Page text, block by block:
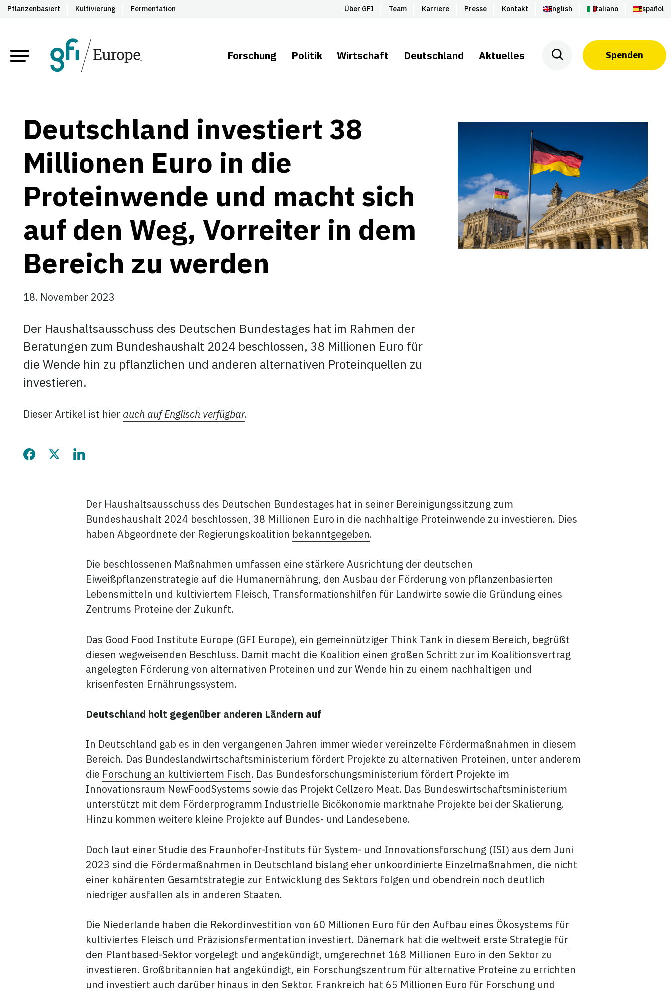
Pflanzenbasiert Kultivierung Fermentation Über GFI Team Karriere Presse Kontakt English Italiano Español
Forschung Politik Wirtschaft Deutschland Aktuelles Spenden
Deutschland investiert 38
Millionen Euro in die
Proteinwende und macht sich
auf den Weg, Vorreiter in dem
Bereich zu werden
18. November 2023
Der Haushaltsausschuss des Deutschen Bundestages hat im Rahmen der
Beratungen zum Bundeshaushalt 2024 beschlossen, 38 Millionen Euro für
die Wende hin zu pflanzlichen und anderen alternativen Proteinquellen zu
investieren.
Dieser Artikel ist hier auch auf Englisch verfügbar.
Diese Seite auf Facebook teilen
Diese Seite auf Twitter teilen
Diese Seite auf LinkedIn teilen
Der Haushaltsausschuss des Deutschen Bundestages hat in seiner Bereinigungssitzung zum
Bundeshaushalt 2024 beschlossen, 38 Millionen Euro in die nachhaltige Proteinwende zu investieren. Dies
haben Abgeordnete der Regierungskoalition bekanntgegeben.
Die beschlossenen Maßnahmen umfassen eine stärkere Ausrichtung der deutschen
Eiweißpflanzenstrategie auf die Humanernährung, den Ausbau der Förderung von pflanzenbasierten
Lebensmitteln und kultiviertem Fleisch, Transformationshilfen für Landwirte sowie die Gründung eines
Zentrums Proteine der Zukunft.
Das Good Food Institute Europe (GFI Europe), ein gemeinnütziger Think Tank in diesem Bereich, begrüßt
diesen wegweisenden Beschluss. Damit macht die Koalition einen großen Schritt zur im Koalitionsvertrag
angelegten Förderung von alternativen Proteinen und zur Wende hin zu einem nachhaltigen und
krisenfesten Ernährungssystem.
Deutschland holt gegenüber anderen Ländern auf
In Deutschland gab es in den vergangenen Jahren immer wieder vereinzelte Fördermaßnahmen in diesem
Bereich. Das Bundeslandwirtschaftsministerium fördert Projekte zu alternativen Proteinen, unter anderem
die Forschung an kultiviertem Fisch. Das Bundesforschungsministerium fördert Projekte im
Innovationsraum NewFoodSystems sowie das Projekt Cellzero Meat. Das Bundeswirtschaftsministerium
unterstützt mit dem Förderprogramm Industrielle Bioökonomie marktnahe Projekte bei der Skalierung.
Hinzu kommen weitere kleine Projekte auf Bundes- und Landesebene.
Doch laut einerStudie des Fraunhofer-Instituts für System- und Innovationsforschung (ISI) aus dem Juni
2023 sind die Fördermaßnahmen in Deutschland bislang eher unkoordinierte Einzelmaßnahmen, die nicht
einer kohärenten Gesamtstrategie zur Entwicklung des Sektors folgen und obendrein noch deutlich
niedriger ausfallen als in anderen Staaten.
Die Niederlande haben die Rekordinvestition von 60 Millionen Euro für den Aufbau eines Ökosystems für
kultiviertes Fleisch und Präzisionsfermentation investiert. Dänemark hat die weltweit erste Strategie für
den Plantbased-Sektorvorgelegt und angekündigt, umgerechnet 168 Millionen Euro in den Sektor zu
investieren. Großbritannien hat angekündigt, ein Forschungszentrum für alternative Proteine zu errichten
und investiert auch darüber hinaus in den Sektor. Frankreich hat 65 Millionen Euro für Forschung und